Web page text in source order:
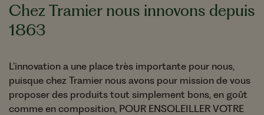
Chez Tramier nous innovons depuis
1863
L’innovation a une place très importante pour nous,
puisque chez Tramier nous avons pour mission de vous
proposer des produits tout simplement bons, en goût
comme en composition, POUR ENSOLEILLER VOTRE